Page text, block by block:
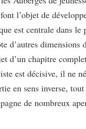
l’objet de
est centrale dans le
d’autres
d’un chapitre
est décisive, il ne
en sens inverse,
de nombreux